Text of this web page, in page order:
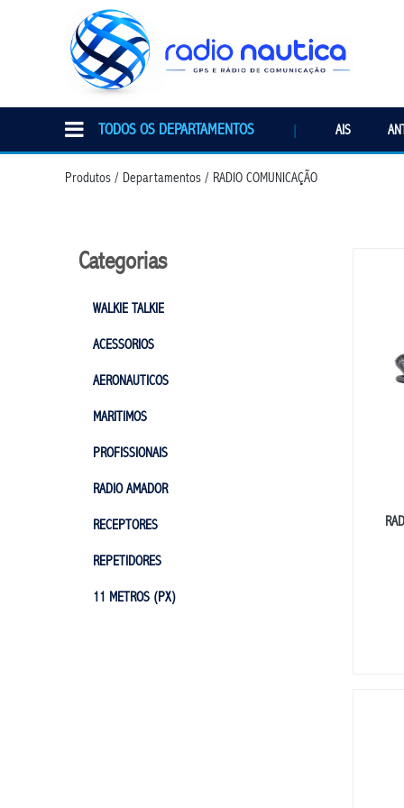
TODOS OS DEPARTAMENTOS AIS
Produtos / Departamentos / RADIO COMUNICAÇÃO
Categorias
WALKIE TALKIE
ACESSORIOS
AERONAUTICOS
MARITIMOS
PROFISSIONAIS
RADIO AMADOR
RECEPTORES
REPETIDORES
11 METROS (PX)